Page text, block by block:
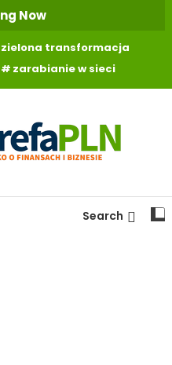
Now
zielona transformacja
zarabianie w sieci
Search